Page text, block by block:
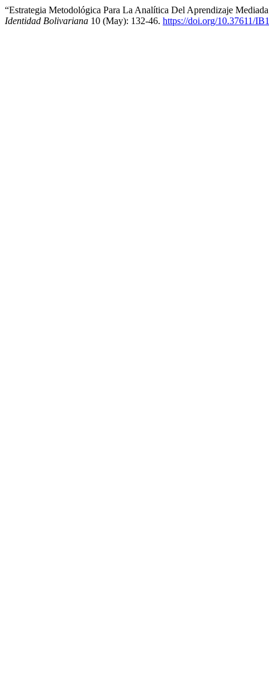
“Estrategia Metodológica Para La Analítica Del Aprendizaje
Identidad Bolivariana 10 (May): 132-46. https://doi.org/10.37611/